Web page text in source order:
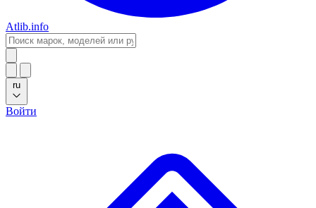
Atlib.info
ru
Войти